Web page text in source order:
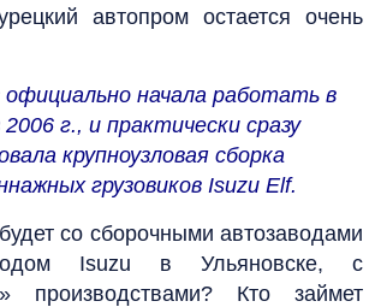
автопром остается очень
официально начала работать в
г., и практически сразу
крупноузловая сборка
грузовиков Isuzu Elf.
со сборочными автозаводами
Isuzu в Ульяновске, с
производствами? Кто займет